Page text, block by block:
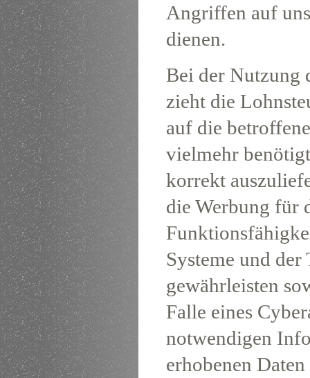
Angriffen auf
dienen.
Bei der Nutzung
zieht die
auf die
vielmehr
korrekt
die Werbung für
Systeme und
gewährleisten
Falle eines
notwendigen
erhobenen